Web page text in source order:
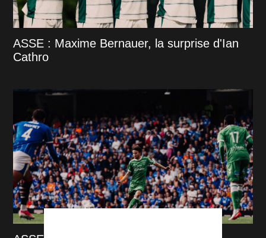
ASSE : Maxime Bernauer, la surprise d'Ian
Cathro